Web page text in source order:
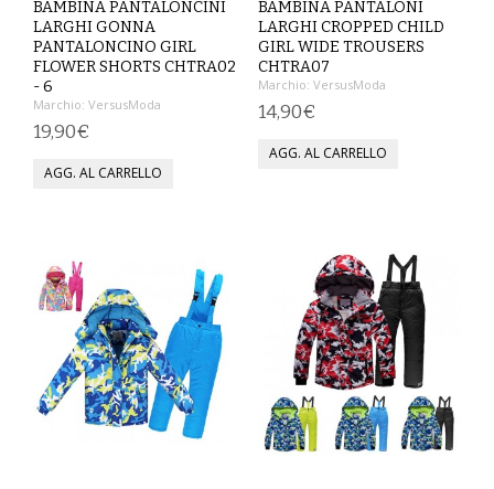
COSTUMI E COPRICOSTUMI
GONNE
SCUOLA
TOP
TUTE E FELPE
TUTE PANTALONI
BAMBINA PANTALONCINI
LARGHI GONNA
PANTALONCINO GIRL
FLOWER SHORTS CHTRA02
- 6
Marchio: VersusModa
19,90€
BAMBINA PANTALONI
LARGHI CROPPED CHILD
GIRL WIDE TROUSERS
CHTRA07
Marchio: VersusModa
14,90€